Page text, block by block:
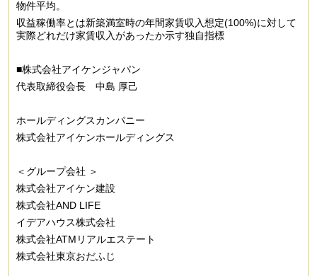
物件平均。
収益稼働率とは新築満室時の年間家賃収入想定(100%)に対して
実際どれだけ家賃収入があったか示す独自指標
■株式会社アイケンジャパン
代表取締役会長 中島 厚己
ホールディングスカンパニー
株式会社アイケンホールディングス
＜グループ会社 ＞
株式会社アイケン建設
株式会社AND LIFE
イデアハウス株式会社
株式会社ATMリアルエステート
株式会社東京おだふじ